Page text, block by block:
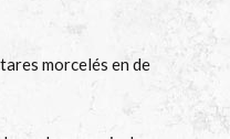
morcelés en de